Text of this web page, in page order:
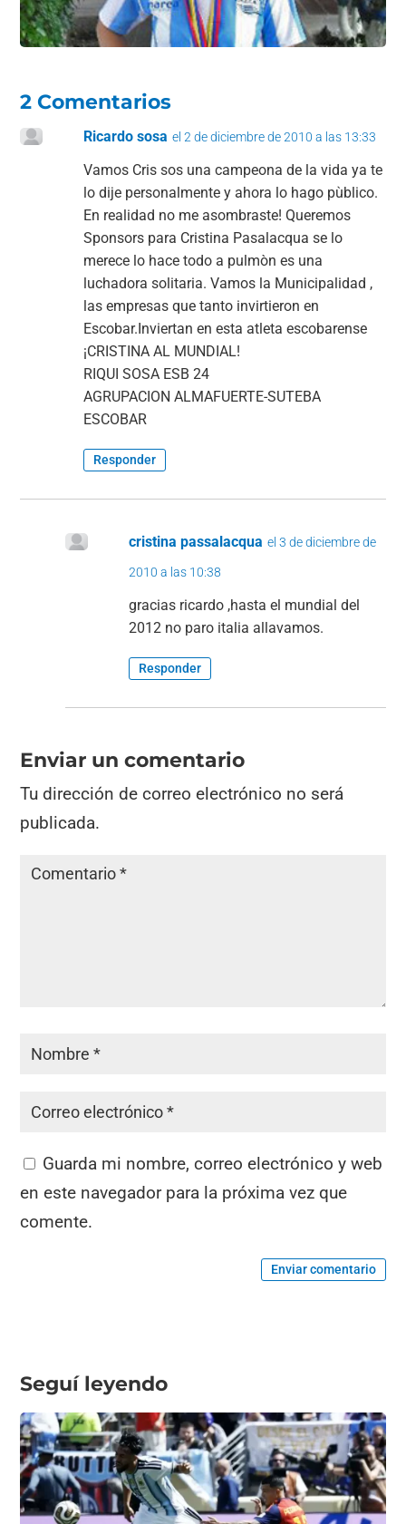
2 Comentarios
Ricardo sosa el 2 de diciembre de 2010 a las 13:33
Vamos Cris sos una campeona de la vida ya te
lo dije personalmente y ahora lo hago pùblico.
En realidad no me asombraste! Queremos
Sponsors para Cristina Pasalacqua se lo
merece lo hace todo a pulmòn es una
luchadora solitaria. Vamos la Municipalidad ,
las empresas que tanto invirtieron en
Escobar.Inviertan en esta atleta escobarense
¡CRISTINA AL MUNDIAL!
RIQUI SOSA ESB 24
AGRUPACION ALMAFUERTE-SUTEBA
ESCOBAR
Responder
cristina passalacqua el 3 de diciembre de
2010 a las 10:38
gracias ricardo ,hasta el mundial del
2012 no paro italia allavamos.
Responder
Enviar un comentario
Tu dirección de correo electrónico no será
publicada.
Guarda mi nombre, correo electrónico y web
en este navegador para la próxima vez que
comente.
Enviar comentario
Seguí leyendo